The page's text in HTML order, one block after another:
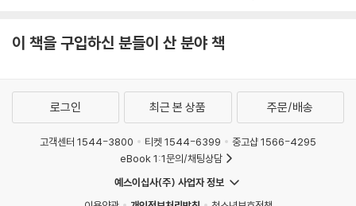
이 책을 구입하신 분들이 산 분야 책
로그인 최근 본 상품 주문/배송
고객센터 1544-3800 티켓 1544-6399
중고샵 1566-4295
eBook 1:1문의/채팅상담
예스이십사(주) 사업자 정보